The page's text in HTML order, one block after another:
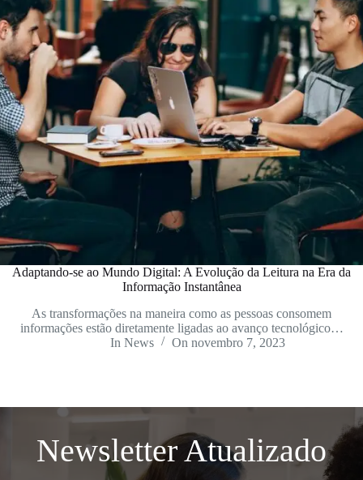
Adaptando-se ao Mundo Digital: A Evolução da Leitura na Era da
Informação Instantânea
As transformações na maneira como as pessoas consomem
informações estão diretamente ligadas ao avanço tecnológico…
In News On novembro 7, 2023
Newsletter Atualizado